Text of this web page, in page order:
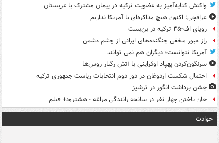
واکنش کنایه‌آمیز به عضویت ترکیه در پیمان مشترک با عربستان
عراقچی: اکنون هیچ مذاکره‌ای با آمریکا نداریم
رویای اف-۳۵ ترکیه در بن‌بست
راز عبور مخفی جنگنده‌های ایرانی از چشم دشمن
آمریکا نتوانست؛ دیگران هم نمی توانند
سرنگون‌کردن پهپاد اوکراینی با آتش رگبار روس‌ها
احتمال شکست اردوغان در دور دوم انتخابات ریاست جمهوری ترکیه
جشن برداشت انگور در ترشیز
جان باختن چهار نفر در سانحه رانندگی مراغه - هشترود+ فیلم
حوادث